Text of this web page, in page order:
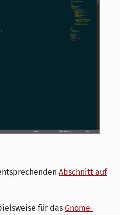
Abschnitt auf
für das Gnome-